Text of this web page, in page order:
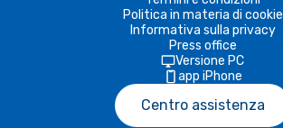
Politica in materia di cookie
Informativa sulla privacy
Press office
Versione PC
app iPhone
Centro assistenza